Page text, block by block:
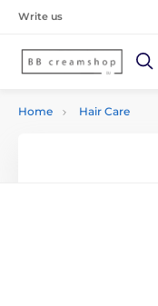
Write us
Home Hair Care